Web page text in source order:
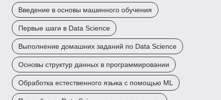
Введение в основы машинного обучения
Первые шаги в Data Science
Выполнение домашних заданий по Data Science
Основы структур данных в программировании
Обработка естественного языка с помощью ML